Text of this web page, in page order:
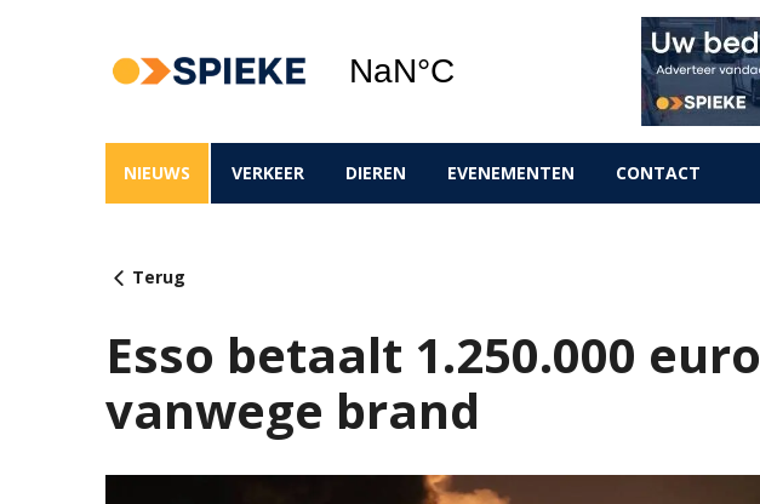
NIEUWS VERKEER DIEREN EVENEMENTEN CONTACT
Terug
Esso betaalt 1.250.000 euro
vanwege brand